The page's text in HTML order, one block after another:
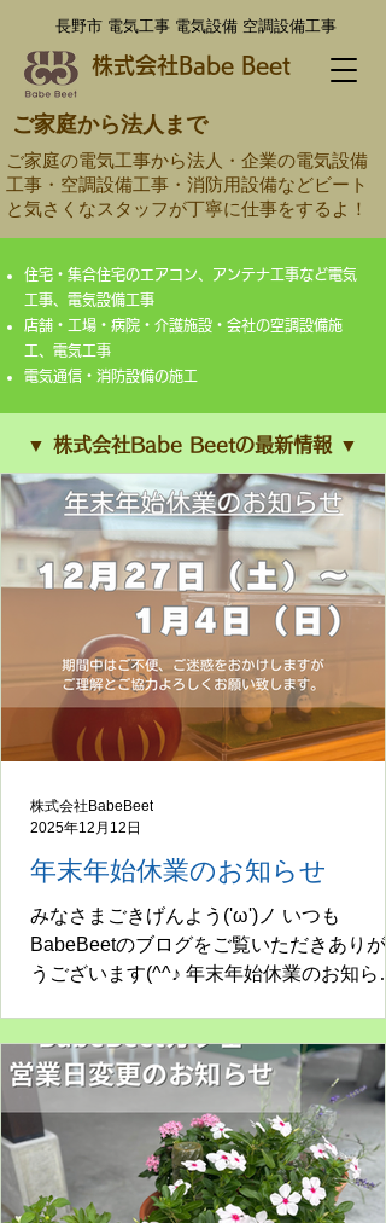
株式会社Babe Beet
​長野市 電気工事 電気設備 空調設備工事
ご家庭から法人まで
ご家庭の電気工事から法人・企業の電気設備
工事・空調設備工事・消防用設備などビート
と気さくなスタッフが丁寧に仕事をするよ！
住宅・集合住宅のエアコン、アンテナ工事など電気
工事、 電気設備工事
店舗・工場・病院・介護施設・会社の空調設備施
工、電気工事
電気通信・消防設備の施工
▼ 株式会社Babe Beetの最新情報 ▼
年末年始休業のお知らせ
みなさまごきげんよう('ω')ノ いつも
BabeBeetのブログをご覧いただきありが
うございます(^^♪ 年末年始休業のお知ら
（土）～1月4日（日） ※12月26日（金）
後より事務所へのお電話やご訪問等の対応
はいたしかねます。 また、期間中いただ
ましたメール等は1月5日（月）より順次
対応させていただきます。 ※1月5日（月
より通常営業となります。 期間中はご不
株式会社BabeBeet
2025年12月12日